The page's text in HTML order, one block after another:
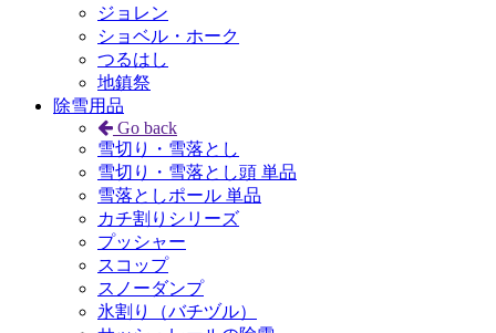
ジョレン
ショベル・ホーク
つるはし
地鎮祭
除雪用品
Go back
雪切り・雪落とし
雪切り・雪落とし頭 単品
雪落としポール 単品
カチ割りシリーズ
プッシャー
スコップ
スノーダンプ
氷割り（バチヅル）